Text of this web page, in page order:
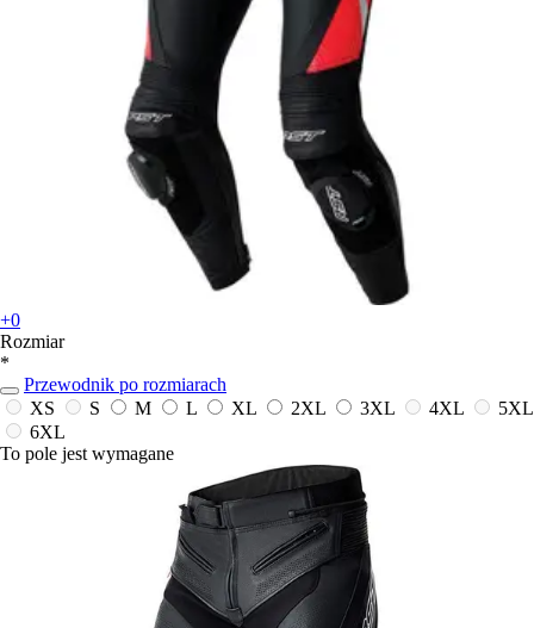
+0
Rozmiar
*
Przewodnik po rozmiarach
XS
S M L XL 2XL 3XL 4XL
5XL
6XL
To pole jest wymagane